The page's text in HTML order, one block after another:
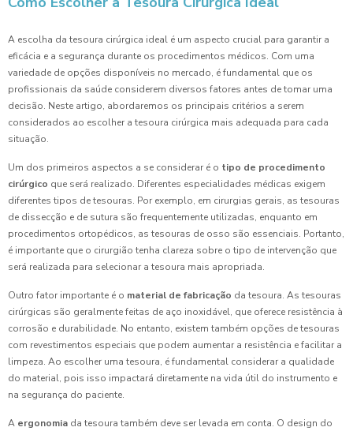
A escolha da tesoura cirúrgica ideal é um aspecto crucial para garantir a
eficácia e a segurança durante os procedimentos médicos. Com uma
variedade de opções disponíveis no mercado, é fundamental que os
profissionais da saúde considerem diversos fatores antes de tomar uma
decisão. Neste artigo, abordaremos os principais critérios a serem
considerados ao escolher a tesoura cirúrgica mais adequada para cada
situação.
Um dos primeiros aspectos a se considerar é o tipo de procedimento
cirúrgico que será realizado. Diferentes especialidades médicas exigem
diferentes tipos de tesouras. Por exemplo, em cirurgias gerais, as tesouras
de dissecção e de sutura são frequentemente utilizadas, enquanto em
procedimentos ortopédicos, as tesouras de osso são essenciais. Portanto,
é importante que o cirurgião tenha clareza sobre o tipo de intervenção que
será realizada para selecionar a tesoura mais apropriada.
Outro fator importante é o material de fabricação da tesoura. As tesouras
cirúrgicas são geralmente feitas de aço inoxidável, que oferece resistência à
corrosão e durabilidade. No entanto, existem também opções de tesouras
com revestimentos especiais que podem aumentar a resistência e facilitar a
limpeza. Ao escolher uma tesoura, é fundamental considerar a qualidade
do material, pois isso impactará diretamente na vida útil do instrumento e
na segurança do paciente.
A ergonomia da tesoura também deve ser levada em conta. O design do